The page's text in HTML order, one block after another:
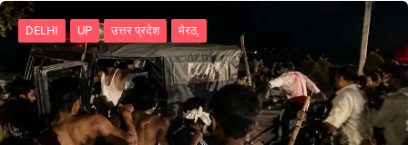
DELHI UP उत्तर प्रदेश मेरठ,